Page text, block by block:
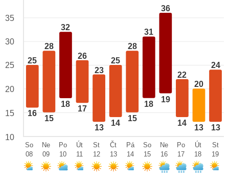
25
16
28
15
32
18
26
17
23
13
25
14
28
15
31
18
36
19
22
14
20
13
24
13
35
30
25
20
15
10
So
08
Ne
09
Po
10
Út
11
St
12
Čt
13
Pá
14
So
15
Ne
16
Po
17
Út
18
St
19